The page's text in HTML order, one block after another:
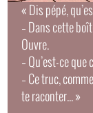
« Dis pépé,
– Dans cette
Ouvre.
– Qu’est-ce que
– Ce truc,
te raconter... »